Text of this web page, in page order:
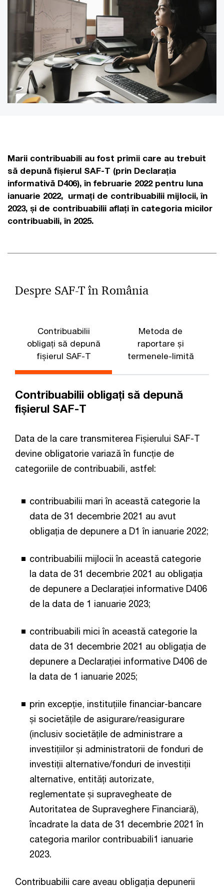
Marii contribuabili au fost primii care au trebuit
să depună fișierul SAF-T (prin Declarația
informativă D406), în februarie 2022 pentru luna
ianuarie 2022, urmați de contribuabilii mijlocii, în
2023, și de contribuabilii aflați în categoria micilor
contribuabili, în 2025.
Despre SAF-T în România
Contribuabilii
obligați să depună
fișierul SAF-T
Metoda de
raportare și
termenele-limită
Contribuabilii obligați să depună
fișierul SAF-T
Data de la care transmiterea Fișierului SAF-T
devine obligatorie variază în funcție de
categoriile de contribuabili, astfel:
contribuabilii mari în această categorie la
data de 31 decembrie 2021 au avut
obligația de depunere a D1 în ianuarie 2022;
contribuabilii mijlocii în această categorie
la data de 31 decembrie 2021 au obligația
de depunere a Declarației informative D406
de la data de 1 ianuarie 2023;
contribuabili mici în această categorie la
data de 31 decembrie 2021 au obligația de
depunere a Declarației informative D406 de
la data de 1 ianuarie 2025;
prin excepție, instituțiile financiar-bancare
și societățile de asigurare/reasigurare
(inclusiv societățile de administrare a
investițiilor și administratorii de fonduri de
investiții alternative/fonduri de investiții
alternative, entități autorizate,
reglementate și supravegheate de
Autoritatea de Supraveghere Financiară),
încadrate la data de 31 decembrie 2021 în
categoria marilor contribuabili1 ianuarie
2023.
Contribuabilii care aveau obligația depunerii